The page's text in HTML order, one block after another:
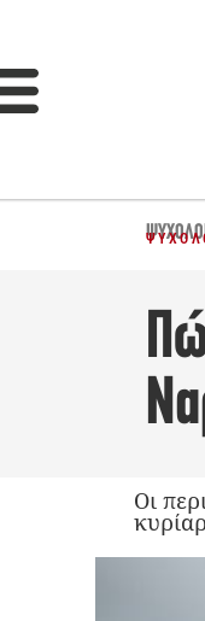
Οι